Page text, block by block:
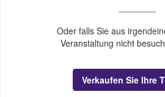
Oder falls Sie aus
Veranstaltung nicht
Verkaufen Sie Ihre